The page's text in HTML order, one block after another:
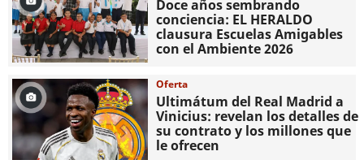
Doce años sembrando
conciencia: EL HERALDO
clausura Escuelas Amigables
con el Ambiente 2026
Oferta
Ultimátum del Real Madrid a
Vinicius: revelan los detalles de
su contrato y los millones que
le ofrecen